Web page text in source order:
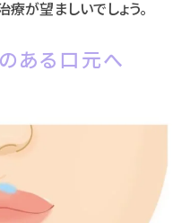
が望ましいでしょう。
ある口元へ